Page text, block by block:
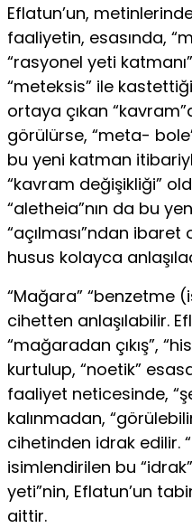
Eflatun’un,
faaliyetin, esasında,
“rasyonel yeti
“meteksis” ile
ortaya çıkan
görülürse, “meta-
bu yeni katman
“kavram değişikliği”
“aletheia”nın da bu
“açılması”ndan
husus kolayca
“Mağara” “benzetme
cihetten anlaşılabilir.
“mağaradan çıkış”,
kurtulup, “noetik”
faaliyet neticesinde,
kalınmadan,
cihetinden idrak edilir.
isimlendirilen bu
yeti”nin, Eflatun’un
aittir.